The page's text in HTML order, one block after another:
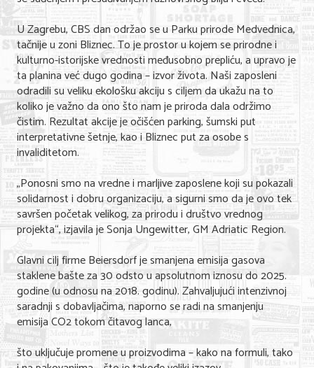
UPIS FIRMI
MARKETING
KONTAKT
O NAMA
U Zagrebu, CBS dan održao se u Parku prirode Medvednica,
tačnije u zoni Bliznec. To je prostor u kojem se prirodne i
kulturno-istorijske vrednosti međusobno prepliću, a upravo je
ta planina već dugo godina – izvor života. Naši zaposleni
odradili su veliku ekološku akciju s ciljem da ukažu na to
koliko je važno da ono što nam je priroda dala održimo
čistim. Rezultat akcije je očišćen parking, šumski put
interpretativne šetnje, kao i Bliznec put za osobe s
invaliditetom.
„Ponosni smo na vredne i marljive zaposlene koji su pokazali
solidarnost i dobru organizaciju, a sigurni smo da je ovo tek
savršen početak velikog, za prirodu i društvo vrednog
projekta“, izjavila je Sonja Ungewitter, GM Adriatic Region.
Glavni cilj firme Beiersdorf je smanjena emisija gasova
staklene bašte za 30 odsto u apsolutnom iznosu do 2025.
godine (u odnosu na 2018. godinu). Zahvaljujući intenzivnoj
saradnji s dobavljačima, naporno se radi na smanjenju
emisija CO2 tokom čitavog lanca,
što uključuje promene u proizvodima – kako na formuli, tako